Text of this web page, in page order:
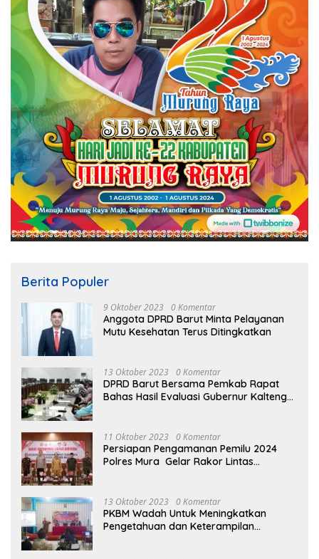
Berita Populer
9 Oktober 2023 0 Komentar
Anggota DPRD Barut Minta Pelayanan
Mutu Kesehatan Terus Ditingkatkan
13 Oktober 2023 0 Komentar
DPRD Barut Bersama Pemkab Rapat
Bahas Hasil Evaluasi Gubernur Kalteng
11 Oktober 2023 0 Komentar
Persiapan Pengamanan Pemilu 2024
Polres Mura Gelar Rakor Lintas
13 Oktober 2023 0 Komentar
PKBM Wadah Untuk Meningkatkan
Pengetahuan dan Keterampilan